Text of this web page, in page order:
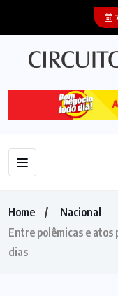
Home
Nacional
Entre polêmicas e
dias